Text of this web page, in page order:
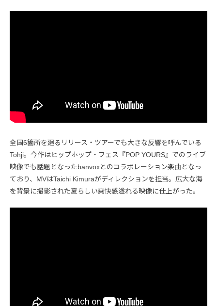
全国6箇所を廻るリリース・ツアーでも大きな反響を呼んでいる
Tohji。今作はヒップホップ・フェス『POP YOURS』でのライブ
映像でも話題となったbanvoxとのコラボレーション楽曲となっ
ており、MVはTaichi Kimuraがディレクションを担当。広大な海
を背景に撮影された夏らしい爽快感溢れる映像に仕上がった。